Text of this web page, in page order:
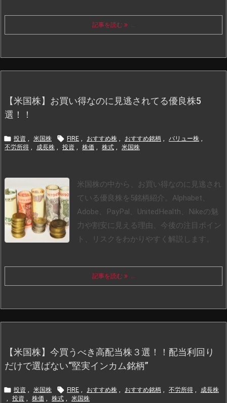
記事を読む ...
【米国株】お買い得なのに見逃されてる優良株5
選！！
 投資 , 米国株  FIRE , おすすめ株 , おすすめ銘柄 , バリュー株 ,
不労所得 , 成長株 , 投資 , 株価 , 株式 , 米国株
米国株の中から、お買い得なのに見逃され
ている優良株を5銘柄紹介。Alphabet、
Adobe、PayPal、UnitedHealth、Nikeの魅
力や割安に見える理由、今後の注目ポイン
ト、リスクをわかりやすく解説します。
記事を読む ...
【米国株】今買うべき高配当株３選！！配当利回り
だけで選ばない“堅実インカム銘柄”
 投資 , 米国株  FIRE , おすすめ株 , おすすめ銘柄 , 不労所得 ,
成長株
,
投資 , 株価 , 株式 , 米国株